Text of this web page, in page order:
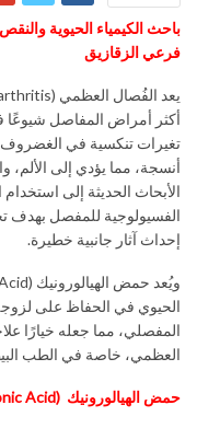
باحث الكيمياء الحيوية
فرعي الزقازيق
أكثر أمراض المفاصل شيوعًا
تغيرات تنكسية في الغضروف
أنسجة، مما يؤدي إلى الألم،
الأبحاث الحديثة إلى استخدام
الفسيولوجية للمفصل بهدف
إحداث آثار جانبية خطيرة.
الحيوي في الحفاظ على
المفصلي، مما جعله خيارًا
العظمي، خاصة في الطب
حمض الهيالورونيك (Hyaluronic Acid)